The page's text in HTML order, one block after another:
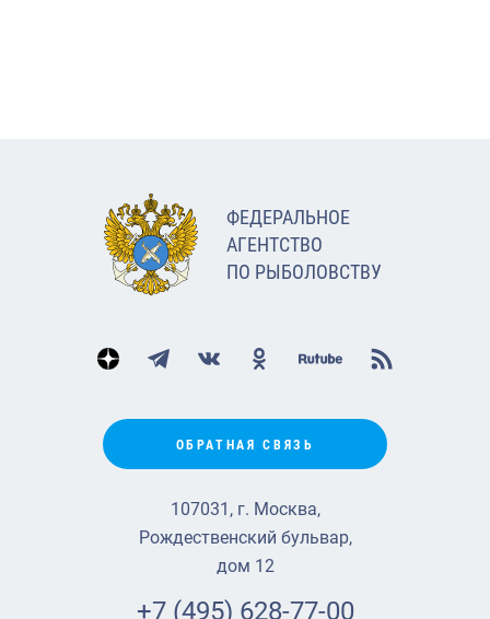
ФЕДЕРАЛЬНОЕ
АГЕНТСТВО
ПО РЫБОЛОВСТВУ
ОБРАТНАЯ СВЯЗЬ
107031, г. Москва,
Рождественский бульвар,
дом 12
+7 (495) 628-77-00